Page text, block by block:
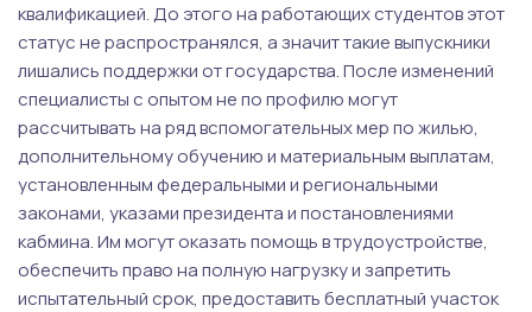
квалификацией. До этого на работающих студентов этот
статус не распространялся, а значит такие выпускники
лишались поддержки от государства. После изменений
специалисты с опытом не по профилю могут
рассчитывать на ряд вспомогательных мер по жилью,
дополнительному обучению и материальным выплатам,
установленным федеральными и региональными
законами, указами президента и постановлениями
кабмина. Им могут оказать помощь в трудоустройстве,
обеспечить право на полную нагрузку и запретить
испытательный срок, предоставить бесплатный участок